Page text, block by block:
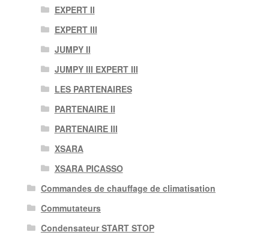
EXPERT II
EXPERT III
JUMPY II
JUMPY III EXPERT III
LES PARTENAIRES
PARTENAIRE II
PARTENAIRE III
XSARA
XSARA PICASSO
Commandes de chauffage de climatisation
Commutateurs
Condensateur START STOP